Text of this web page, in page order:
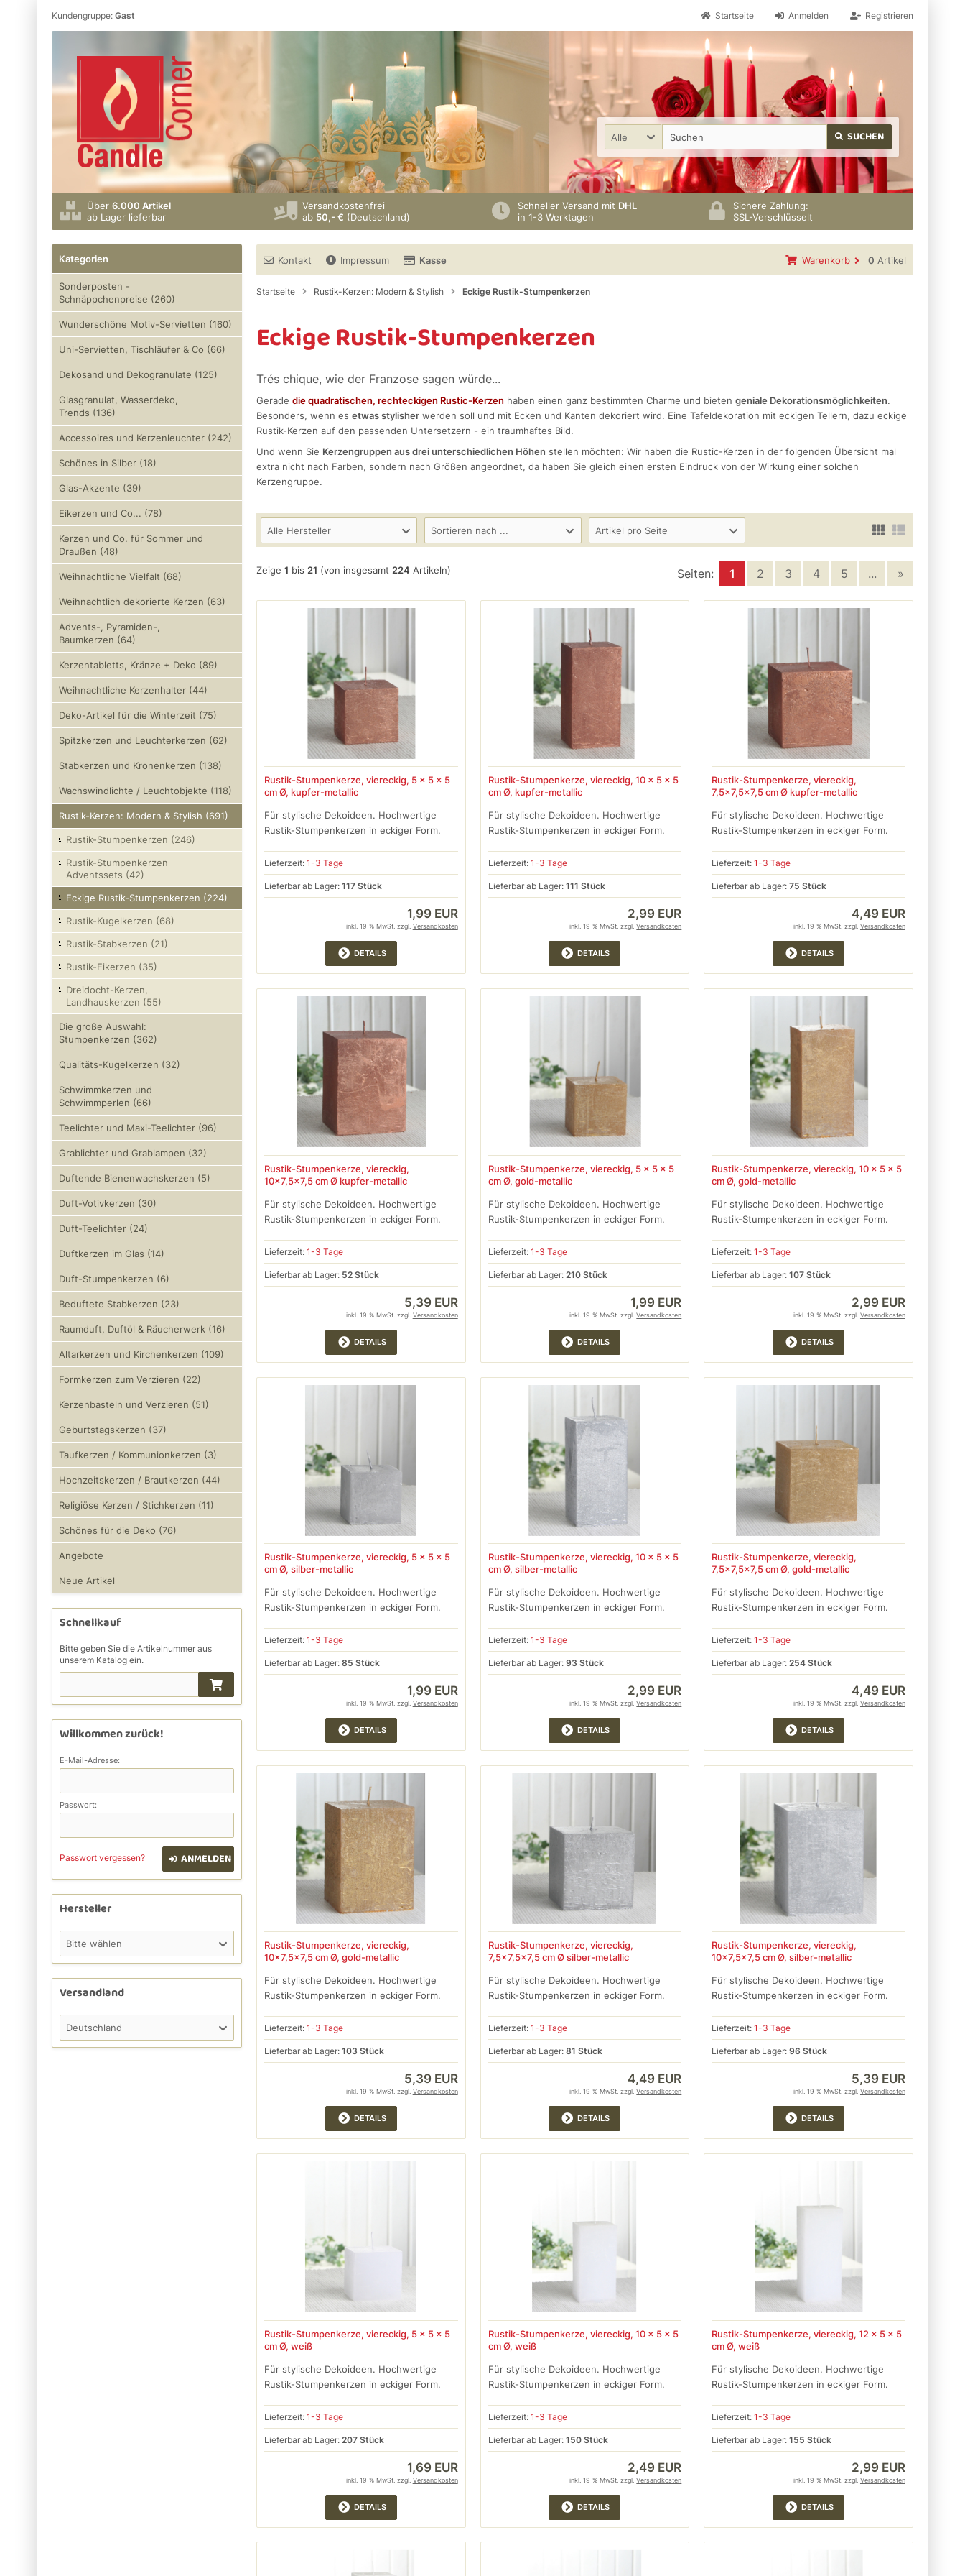
Kundengruppe: Gast Registrieren
Anmelden
Startseite
Alle SUCHEN
Über 6.000 Artikel
ab Lager lieferbar
Versandkostenfrei
ab 50,- € (Deutschland)
Schneller Versand mit DHL
in 1-3 Werktagen
Sichere Zahlung:
SSL-Verschlüsselt
Kontakt Impressum Kasse Warenkorb 0 Artikel
Startseite Rustik-Kerzen: Modern & Stylish Eckige Rustik-Stumpenkerzen
Eckige Rustik-Stumpenkerzen
Trés chique, wie der Franzose sagen würde...
Gerade die quadratischen, rechteckigen Rustic-Kerzen haben einen ganz bestimmten Charme und bieten geniale Dekorationsmöglichkeiten.
Besonders, wenn es etwas stylisher werden soll und mit Ecken und Kanten dekoriert wird. Eine Tafeldekoration mit eckigen Tellern, dazu eckige
Rustik-Kerzen auf den passenden Untersetzern - ein traumhaftes Bild.
Und wenn Sie Kerzengruppen aus drei unterschiedlichen Höhen stellen möchten: Wir haben die Rustic-Kerzen in der folgenden Übersicht mal
extra nicht nach Farben, sondern nach Größen angeordnet, da haben Sie gleich einen ersten Eindruck von der Wirkung einer solchen
Kerzengruppe.
Alle Hersteller Sortieren nach ... Artikel pro Seite
Zeige 1 bis 21 (von insgesamt 224 Artikeln) Seiten: 1 2 3 4 5 ... »
Rustik-Stumpenkerze, viereckig, 5 x 5 x 5
cm Ø, kupfer-metallic
Für stylische Dekoideen. Hochwertige
Rustik-Stumpenkerzen in eckiger Form.
Lieferzeit: 1-3 Tage
Lieferbar ab Lager: 117 Stück
1,99 EUR
inkl. 19 % MwSt. zzgl. Versandkosten
DETAILS
Rustik-Stumpenkerze, viereckig, 10 x 5 x 5
cm Ø, kupfer-metallic
Für stylische Dekoideen. Hochwertige
Rustik-Stumpenkerzen in eckiger Form.
Lieferzeit: 1-3 Tage
Lieferbar ab Lager: 111 Stück
2,99 EUR
inkl. 19 % MwSt. zzgl.Versandkosten
DETAILS
Rustik-Stumpenkerze, viereckig,
7,5x7,5x7,5 cm Ø kupfer-metallic
Für stylische Dekoideen. Hochwertige
Rustik-Stumpenkerzen in eckiger Form.
Lieferzeit:1-3 Tage
Lieferbar ab Lager:75 Stück
4,49 EUR
inkl. 19 % MwSt. zzgl. Versandkosten
DETAILS
Rustik-Stumpenkerze, viereckig,
10x7,5x7,5 cm Ø kupfer-metallic
Für stylische Dekoideen. Hochwertige
Rustik-Stumpenkerzen in eckiger Form.
Lieferzeit: 1-3 Tage
Lieferbar ab Lager: 52 Stück
5,39 EUR
inkl. 19 % MwSt. zzgl. Versandkosten
DETAILS
Rustik-Stumpenkerze, viereckig, 5 x 5 x 5
cm Ø, gold-metallic
Für stylische Dekoideen. Hochwertige
Rustik-Stumpenkerzen in eckiger Form.
Lieferzeit: 1-3 Tage
Lieferbar ab Lager: 210 Stück
1,99 EUR
inkl. 19 % MwSt. zzgl.Versandkosten
DETAILS
Rustik-Stumpenkerze, viereckig, 10 x 5 x 5
cm Ø, gold-metallic
Für stylische Dekoideen. Hochwertige
Rustik-Stumpenkerzen in eckiger Form.
Lieferzeit:1-3 Tage
Lieferbar ab Lager:107 Stück
2,99 EUR
inkl. 19 % MwSt. zzgl. Versandkosten
DETAILS
Rustik-Stumpenkerze, viereckig, 5 x 5 x 5
cm Ø, silber-metallic
Für stylische Dekoideen. Hochwertige
Rustik-Stumpenkerzen in eckiger Form.
Lieferzeit: 1-3 Tage
Lieferbar ab Lager: 85 Stück
1,99 EUR
inkl. 19 % MwSt. zzgl. Versandkosten
DETAILS
Rustik-Stumpenkerze, viereckig, 10 x 5 x 5
cm Ø, silber-metallic
Für stylische Dekoideen. Hochwertige
Rustik-Stumpenkerzen in eckiger Form.
Lieferzeit: 1-3 Tage
Lieferbar ab Lager: 93 Stück
2,99 EUR
inkl. 19 % MwSt. zzgl.Versandkosten
DETAILS
Rustik-Stumpenkerze, viereckig,
7,5x7,5x7,5 cm Ø, gold-metallic
Für stylische Dekoideen. Hochwertige
Rustik-Stumpenkerzen in eckiger Form.
Lieferzeit:1-3 Tage
Lieferbar ab Lager:254 Stück
4,49 EUR
inkl. 19 % MwSt. zzgl. Versandkosten
DETAILS
Rustik-Stumpenkerze, viereckig,
10x7,5x7,5 cm Ø, gold-metallic
Für stylische Dekoideen. Hochwertige
Rustik-Stumpenkerzen in eckiger Form.
Lieferzeit: 1-3 Tage
Lieferbar ab Lager: 103 Stück
5,39 EUR
inkl. 19 % MwSt. zzgl. Versandkosten
DETAILS
Rustik-Stumpenkerze, viereckig,
7,5x7,5x7,5 cm Ø silber-metallic
Für stylische Dekoideen. Hochwertige
Rustik-Stumpenkerzen in eckiger Form.
Lieferzeit: 1-3 Tage
Lieferbar ab Lager: 81 Stück
4,49 EUR
inkl. 19 % MwSt. zzgl.Versandkosten
DETAILS
Rustik-Stumpenkerze, viereckig,
10x7,5x7,5 cm Ø, silber-metallic
Für stylische Dekoideen. Hochwertige
Rustik-Stumpenkerzen in eckiger Form.
Lieferzeit:1-3 Tage
Lieferbar ab Lager:96 Stück
5,39 EUR
inkl. 19 % MwSt. zzgl. Versandkosten
DETAILS
Rustik-Stumpenkerze, viereckig, 5 x 5 x 5
cm Ø, weiß
Für stylische Dekoideen. Hochwertige
Rustik-Stumpenkerzen in eckiger Form.
Lieferzeit: 1-3 Tage
Lieferbar ab Lager: 207 Stück
1,69 EUR
inkl. 19 % MwSt. zzgl. Versandkosten
DETAILS
Rustik-Stumpenkerze, viereckig, 10 x 5 x 5
cm Ø, weiß
Für stylische Dekoideen. Hochwertige
Rustik-Stumpenkerzen in eckiger Form.
Lieferzeit: 1-3 Tage
Lieferbar ab Lager: 150 Stück
2,49 EUR
inkl. 19 % MwSt. zzgl.Versandkosten
DETAILS
Rustik-Stumpenkerze, viereckig, 12 x 5 x 5
cm Ø, weiß
Für stylische Dekoideen. Hochwertige
Rustik-Stumpenkerzen in eckiger Form.
Lieferzeit:1-3 Tage
Lieferbar ab Lager:155 Stück
2,99 EUR
inkl. 19 % MwSt. zzgl. Versandkosten
DETAILS
Kategorien
Sonderposten -
Schnäppchenpreise (260)
Wunderschöne Motiv-Servietten (160)
Uni-Servietten, Tischläufer & Co (66)
Dekosand und Dekogranulate (125)
Glasgranulat, Wasserdeko,
Trends (136)
Accessoires und Kerzenleuchter (242)
Schönes in Silber (18)
Glas-Akzente (39)
Eikerzen und Co... (78)
Kerzen und Co. für Sommer und
Draußen (48)
Weihnachtliche Vielfalt (68)
Weihnachtlich dekorierte Kerzen (63)
Advents-, Pyramiden-,
Baumkerzen (64)
Kerzentabletts, Kränze + Deko (89)
Weihnachtliche Kerzenhalter (44)
Deko-Artikel für die Winterzeit (75)
Spitzkerzen und Leuchterkerzen (62)
Stabkerzen und Kronenkerzen (138)
Wachswindlichte / Leuchtobjekte (118)
Rustik-Kerzen: Modern & Stylish (691)
Rustik-Stumpenkerzen (246)
Rustik-Stumpenkerzen
Adventssets (42)
Eckige Rustik-Stumpenkerzen (224)
Rustik-Kugelkerzen (68)
Rustik-Stabkerzen (21)
Rustik-Eikerzen (35)
Dreidocht-Kerzen,
Landhauskerzen (55)
Die große Auswahl:
Stumpenkerzen (362)
Qualitäts-Kugelkerzen (32)
Schwimmkerzen und
Schwimmperlen (66)
Teelichter und Maxi-Teelichter (96)
Grablichter und Grablampen (32)
Duftende Bienenwachskerzen (5)
Duft-Votivkerzen (30)
Duft-Teelichter (24)
Duftkerzen im Glas (14)
Duft-Stumpenkerzen (6)
Beduftete Stabkerzen (23)
Raumduft, Duftöl & Räucherwerk (16)
Altarkerzen und Kirchenkerzen (109)
Formkerzen zum Verzieren (22)
Kerzenbasteln und Verzieren (51)
Geburtstagskerzen (37)
Taufkerzen / Kommunionkerzen (3)
Hochzeitskerzen / Brautkerzen (44)
Religiöse Kerzen / Stichkerzen (11)
Schönes für die Deko (76)
Angebote
Neue Artikel
Schnellkauf
Bitte geben Sie die Artikelnummer aus
unserem Katalog ein.
Willkommen zurück!
E-Mail-Adresse:
Passwort:
Passwort vergessen? ANMELDEN
Hersteller
Bitte wählen
Versandland
Deutschland